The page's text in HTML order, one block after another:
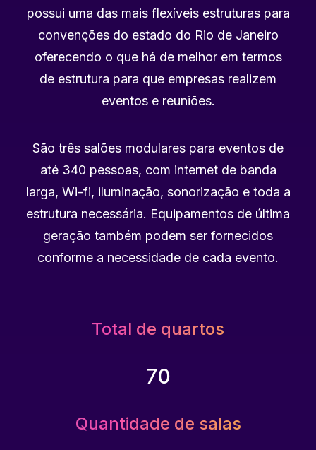
possui uma das mais flexíveis estruturas para
convenções do estado do Rio de Janeiro
oferecendo o que há de melhor em termos
de estrutura para que empresas realizem
eventos e reuniões.
São três salões modulares para eventos de
até 340 pessoas, com internet de banda
larga, Wi-fi, iluminação, sonorização e toda a
estrutura necessária. Equipamentos de última
geração também podem ser fornecidos
conforme a necessidade de cada evento.
Total de quartos
70
Quantidade de salas